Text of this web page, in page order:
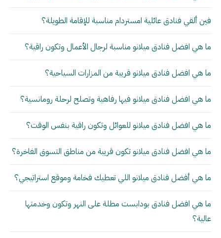
فين ألقي فنادق عائلية امستردام مناسبة للإقامة الطويلة؟
ما هي افضل فنادق ميلانو مناسبة لرجال الأعمال وتكون راقية؟
ما هي افضل فنادق ميلانو قريبة من المزارات السياحية؟
ما هي افضل فنادق ميلانو فيها رفاهية وتصلح لرحلة رومانسية؟
ما هي افضل فنادق ميلانو للعوائل وتكون راقية بنفس الوقت؟
ما هي افضل فنادق ميلانو تكون قريبة من مناطق التسوق الفاخرة؟
ما هي أفضل فنادق ميلانو اللي تعطيك فخامة وموقع استراتيجي؟
ما هي افضل فنادق بودابست مطلة على النهر وتكون وخدمتها
عالية؟